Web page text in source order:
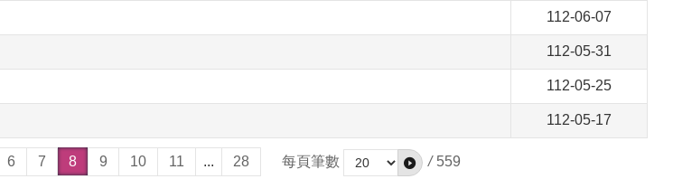
112-06-07
112-05-31
112-05-25
112-05-17
6 7 8 9 10 11 ... 28 每頁筆數 / 559